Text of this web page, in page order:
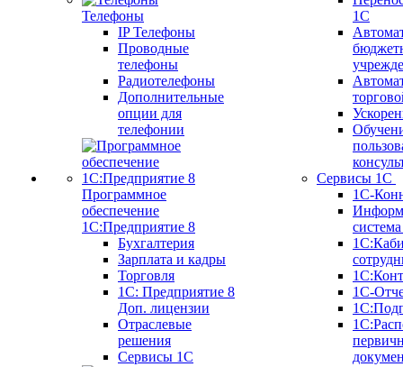
Телефоны
IP Телефоны
Проводные
телефоны
Радиотелефоны
Дополнительные
опции для
телефонии
Программное
обеспечение
1С:Предприятие 8
Бухгалтерия
Зарплата и кадры
Торговля
1C: Предприятие 8
Доп. лицензии
Отраслевые
решения
Сервисы 1С
1С
Сервисы 1С
1С-
1С-